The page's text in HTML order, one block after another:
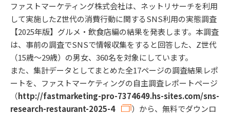
ファストマーケティング株式会社は、ネットリサーチを利用
して実施したZ世代の消費行動に関するSNS利用の実態調査
【2025年版】グルメ・飲食店編の結果を発表します。本調査
は、事前の調査でSNSで情報収集をすると回答した、Z世代
（15歳〜29歳）の男女、360名を対象にしています。
また、集計データとしてまとめた全17ページの調査結果レポ
ートを、ファストマーケティングの自主調査レポートページ
（http://fastmarketing-pro-7374649.hs-sites.com/sns-
research-restaurant-2025-4
）から、無料でダウンロ